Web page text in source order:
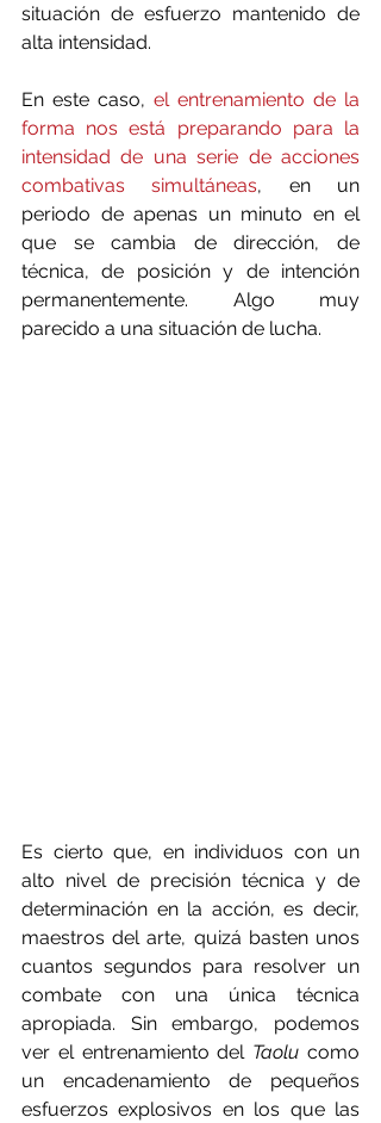
situación de esfuerzo mantenido de
alta intensidad.
En este caso, el entrenamiento de la
forma nos está preparando para la
intensidad de una serie de acciones
combativas simultáneas, en un
periodo de apenas un minuto en el
que se cambia de dirección, de
técnica, de posición y de intención
permanentemente. Algo muy
parecido a una situación de lucha.
Es cierto que, en individuos con un
alto nivel de precisión técnica y de
determinación en la acción, es decir,
maestros del arte, quizá basten unos
cuantos segundos para resolver un
combate con una única técnica
apropiada. Sin embargo, podemos
ver el entrenamiento del Taolu como
un encadenamiento de pequeños
esfuerzos explosivos en los que las